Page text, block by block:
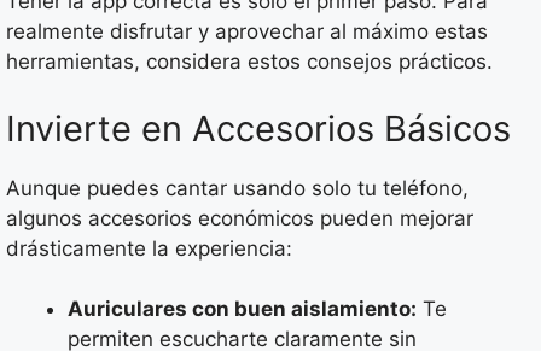
realmente disfrutar y aprovechar al máximo estas
herramientas, considera estos consejos prácticos.
Invierte en Accesorios Básicos
Aunque puedes cantar usando solo tu teléfono,
algunos accesorios económicos pueden mejorar
drásticamente la experiencia:
Auriculares con buen aislamiento: Te
permiten escucharte claramente sin